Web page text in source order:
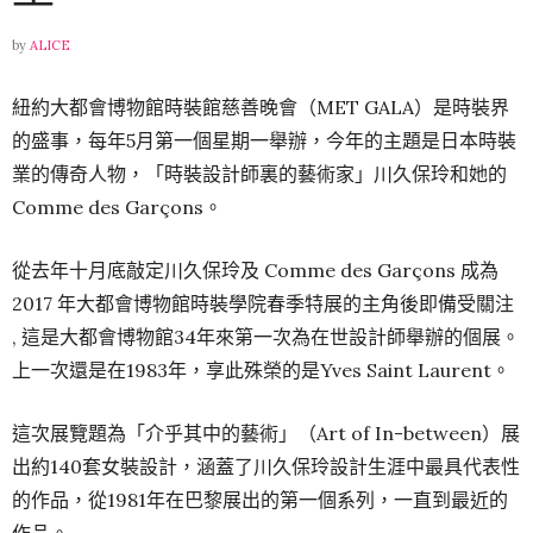
by ALICE
紐約大都會博物館時裝館慈善晚會（MET GALA）是時裝界
的盛事，每年5月第一個星期一舉辦，今年的主題是日本時裝
業的傳奇人物，「時裝設計師裏的藝術家」川久保玲和她的
Comme des Garçons。
從去年十月底敲定川久保玲及 Comme des Garçons 成為
2017 年大都會博物館時裝學院春季特展的主角後即備受關注
, 這是大都會博物館34年來第一次為在世設計師舉辦的個展。
上一次還是在1983年，享此殊榮的是Yves Saint Laurent。
這次展覽題為「介乎其中的藝術」（Art of In-between）展
出約140套女裝設計，涵蓋了川久保玲設計生涯中最具代表性
的作品，從1981年在巴黎展出的第一個系列，一直到最近的